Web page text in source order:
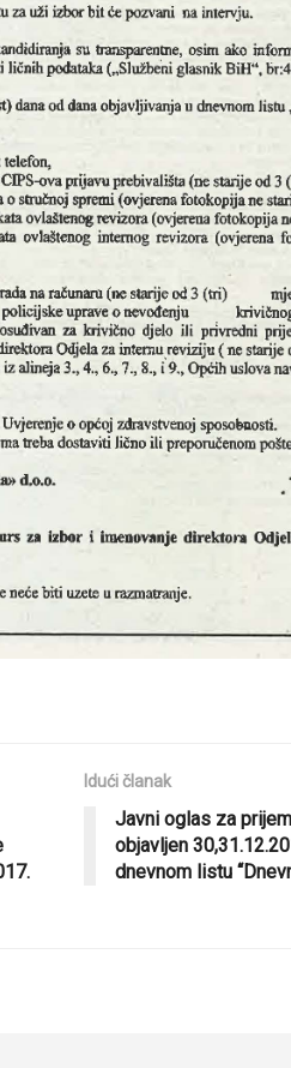
Idući članak
Javni oglas za
objavljen
dnevnom listu